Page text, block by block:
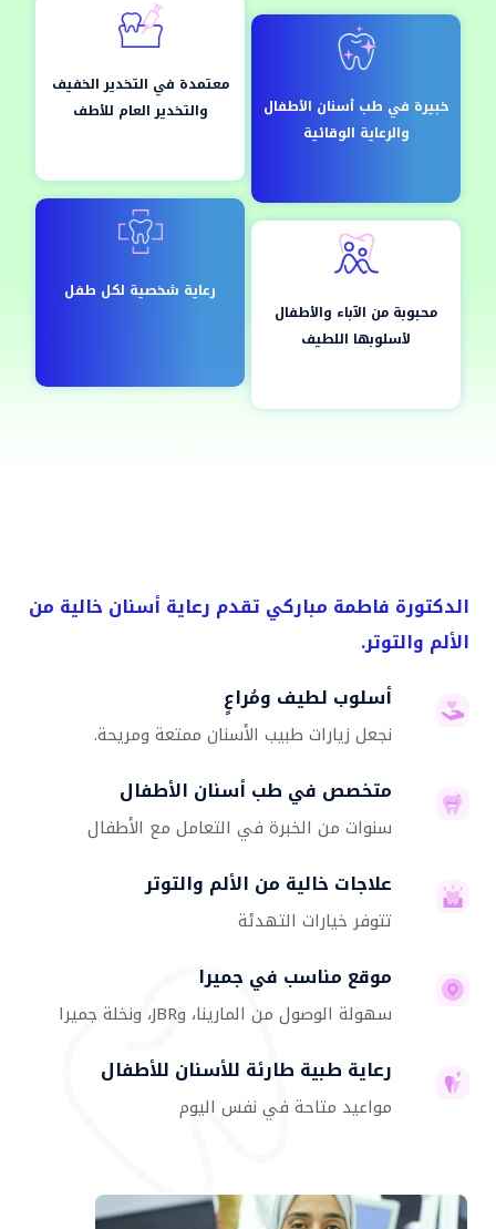
خبيرة في طب أسنان الأطفال
والرعاية الوقائية
معتمدة في التخدير الخفيف
والتخدير العام للأطف
محبوبة من الآباء والأطفال
لأسلوبها اللطيف
رعاية شخصية لكل طفل
الدكتورة فاطمة مباركي تقدم رعاية أسنان خالية من
الألم والتوتر.
أسلوب لطيف ومُراعٍ
نجعل زيارات طبيب الأسنان ممتعة ومريحة.
متخصص في طب أسنان الأطفال
سنوات من الخبرة في التعامل مع الأطفال
علاجات خالية من الألم والتوتر
تتوفر خيارات التهدئة
موقع مناسب في جميرا
سهولة الوصول من المارينا، وJBR، ونخلة جميرا
رعاية طبية طارئة للأسنان للأطفال
مواعيد متاحة في نفس اليوم